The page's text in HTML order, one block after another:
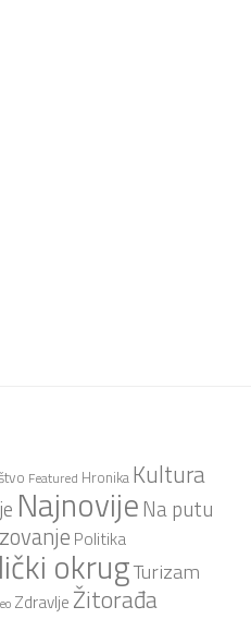
Featured Hronika Kultura
NajnovijeNa putu
Politika
okrugTurizam
Zdravlje Žitorađa